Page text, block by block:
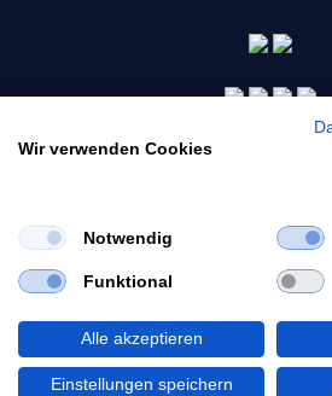
Would you like to view our
Switch to English
Stay in German
© 2026 Morgenmarkt.de GmbH.
Wir verwenden Cookies
Notwendig
Funktional
Alle akzeptieren
Einstellungen speichern